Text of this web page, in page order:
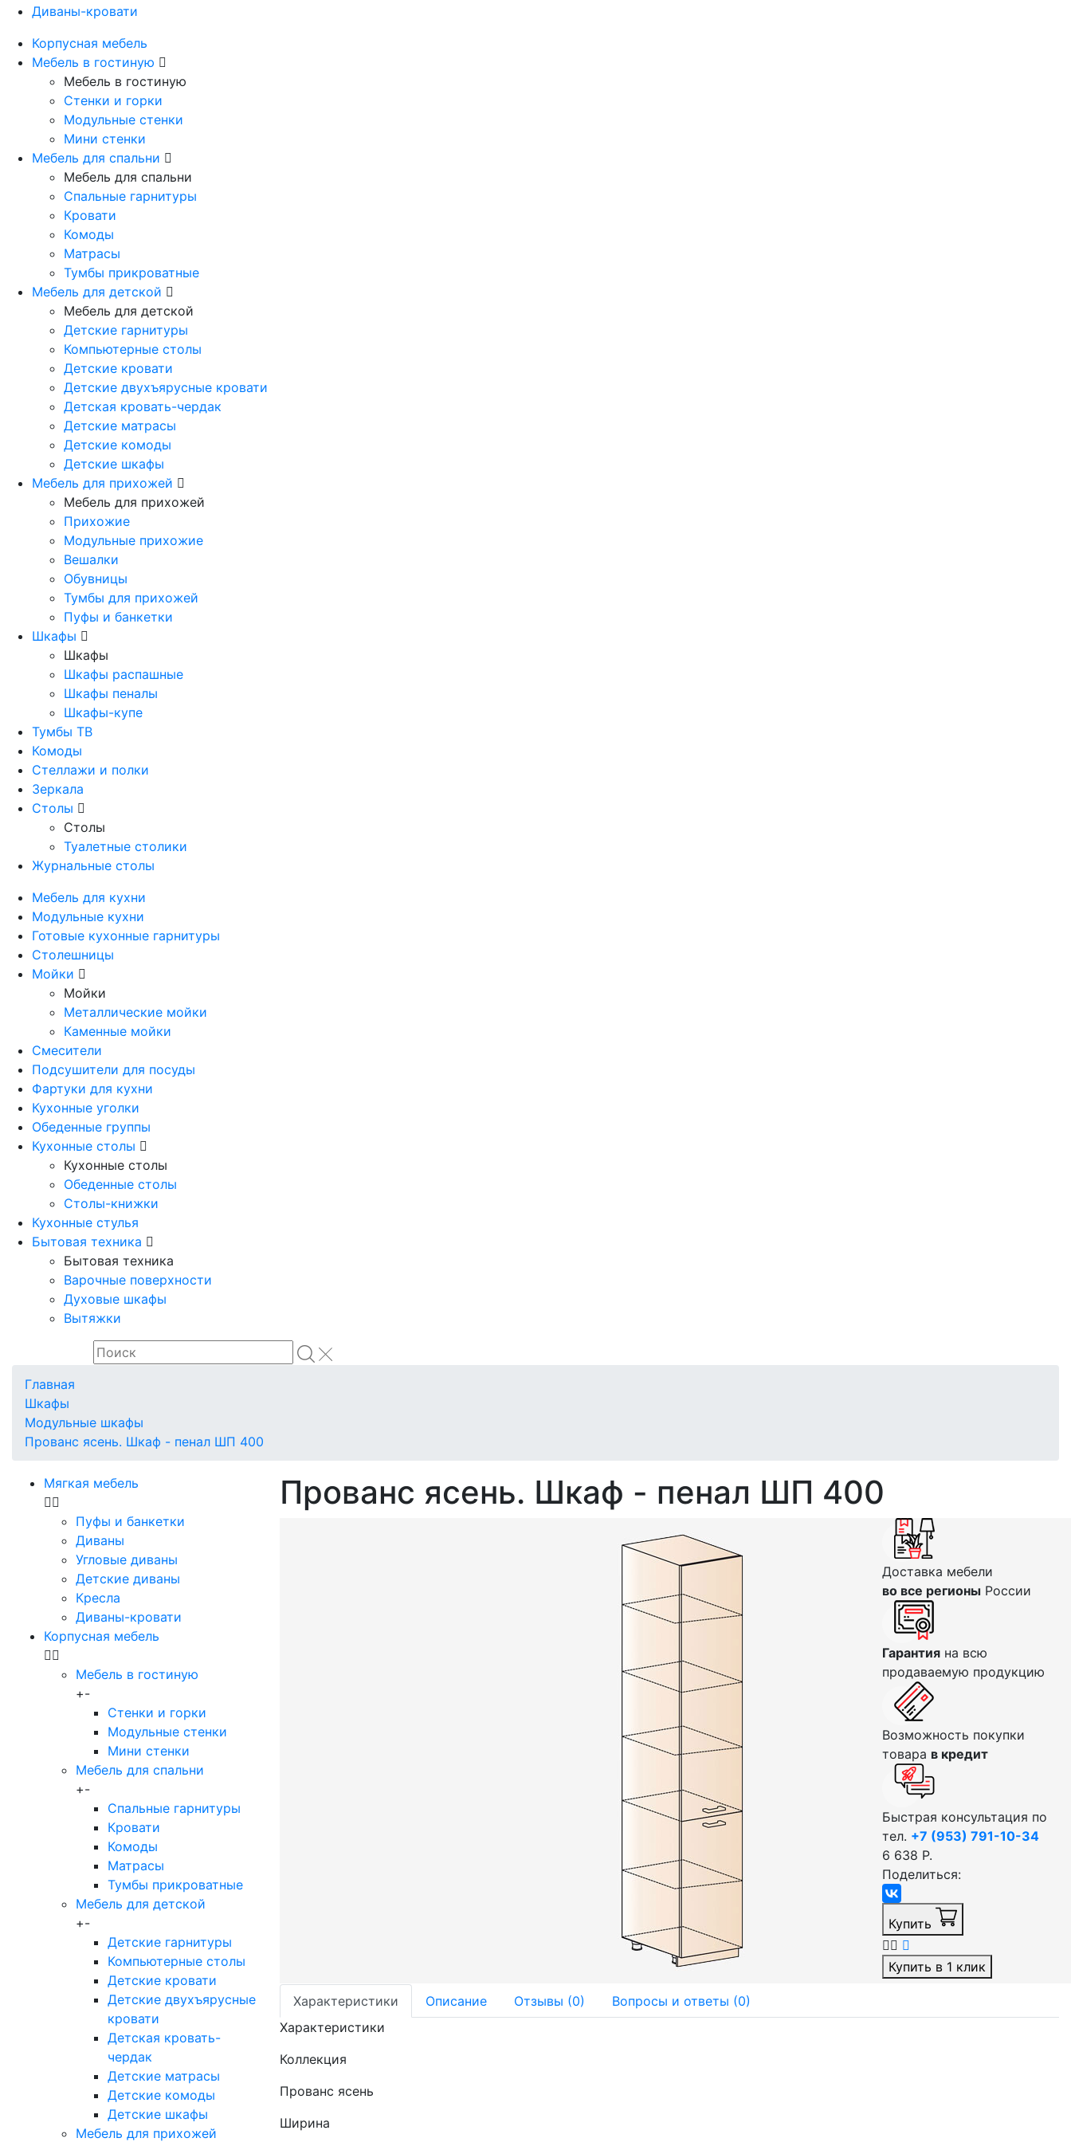
Диваны-кровати
Корпусная мебель
Мебель в гостиную
Мебель в гостиную
Стенки и горки
Модульные стенки
Мини стенки
Мебель для спальни
Мебель для спальни
Спальные гарнитуры
Кровати
Комоды
Матрасы
Тумбы прикроватные
Мебель для детской
Мебель для детской
Детские гарнитуры
Компьютерные столы
Детские кровати
Детские двухъярусные кровати
Детская кровать-чердак
Детские матрасы
Детские комоды
Детские шкафы
Мебель для прихожей
Мебель для прихожей
Прихожие
Модульные прихожие
Вешалки
Обувницы
Тумбы для прихожей
Пуфы и банкетки
Шкафы
Шкафы
Шкафы распашные
Шкафы пеналы
Шкафы-купе
Тумбы ТВ
Комоды
Стеллажи и полки
Зеркала
Столы
Столы
Туалетные столики
Журнальные столы
Мебель для кухни
Модульные кухни
Готовые кухонные гарнитуры
Столешницы
Мойки
Мойки
Металлические мойки
Каменные мойки
Смесители
Подсушители для посуды
Фартуки для кухни
Кухонные уголки
Обеденные группы
Кухонные столы
Кухонные столы
Обеденные столы
Столы-книжки
Кухонные стулья
Бытовая техника
Бытовая техника
Варочные поверхности
Духовые шкафы
Вытяжки
Главная
Шкафы
Модульные шкафы
Прованс ясень. Шкаф - пенал ШП 400
Мягкая мебель
Пуфы и банкетки
Диваны
Угловые диваны
Детские диваны
Кресла
Диваны-кровати
Корпусная мебель
Мебель в гостиную
+-
Стенки и горки
Модульные стенки
Мини стенки
Мебель для спальни
+-
Спальные гарнитуры
Кровати
Комоды
Матрасы
Тумбы прикроватные
Мебель для детской
+-
Детские гарнитуры
Компьютерные столы
Детские кровати
Детские двухъярусные
кровати
Детская кровать-
чердак
Детские матрасы
Детские комоды
Детские шкафы
Мебель для прихожей
Прованс ясень. Шкаф - пенал ШП 400
Доставка мебели
во все регионы России
Гарантия на всю
продаваемую продукцию
Возможность покупки
товара в кредит
Быстрая консультация по
тел. +7 (953) 791-10-34
6 638 Р.
Поделиться:
Купить
Купить в 1 клик
Характеристики Описание Отзывы (0)
Вопросы и ответы (0)
Характеристики
Коллекция
Прованс ясень
Ширина